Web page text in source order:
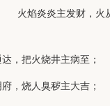
火焰炎炎主发财，火
，把火烧井主病至；
，烧人臭秽主大吉；